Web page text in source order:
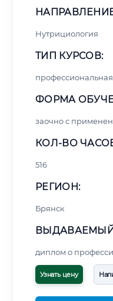
Нутрициология
ТИП КУРСОВ:
ФОРМА
заочно с
КОЛ-ВО
516
РЕГИОН:
Брянск
диплом о
Узнать цену